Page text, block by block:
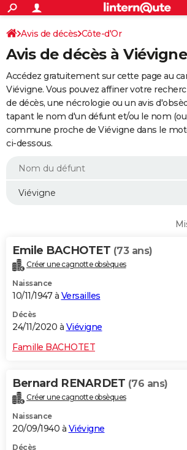
ACTUALITÉS
Politique
Société
Faits Divers
Education
Monde
Villes
+
SPORT
Coupe du monde 2026
Football
Tennis
Cyclisme
Rugby
Forum
Programme TV
TNT
Streaming
Cinéma
Sorties cinéma
Musique
+
FINANCE
Retraite
Epargne
Immobilier
Risques naturels par ville
Assurance
AUTO
Essais
Réserver un essai
Citadines
Berlines
SUV
Forum auto
+HIGH-TECH
BRICOLAGE
WEEK-END
Alimentation
Guide de la santé
Maladies
Médicaments
Sommeil
VOYAGE
Destinations
City break
Voyage nature
Voyage de noces
Forum
Climat
+PHOTO
GUIDES D'ACHAT
Carte de Noël
Carte Bonne année
Carte Saint-Valentin
Carte Pâques
Carte d'anniversaire
DICTIONNAIRE
Dictionnaire
Biographies
Citations
Expressions
Proverbes
PROGRAMME TV
Connexion
Avis de décès Côte-d'Or
Avis de décès à Viévigne
Accédez gratuitement sur cette page au
Viévigne. Vous pouvez affiner votre
de décès, une nécrologie ou un avis
tapant le nom d'un défunt et/ou le nom
commune proche de Viévigne dans le
ci-dessous.
Emile BACHOTET (73 ans)
Créer une cagnotte obsèques
Naissance
10/11/1947 à Versailles
Décès
24/11/2020 à Viévigne
Famille BACHOTET
Bernard RENARDET (76 ans)
Créer une cagnotte obsèques
Naissance
20/09/1940 à Viévigne
Décès